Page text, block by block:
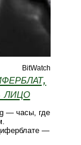
BitWatch
лицо
— часы, где
—